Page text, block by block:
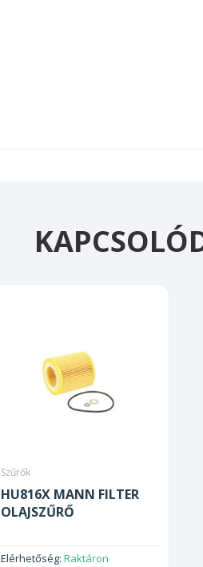
Szűrők
HU816X MANN FILTER
OLAJSZŰRŐ
Elérhetőség: Raktáron